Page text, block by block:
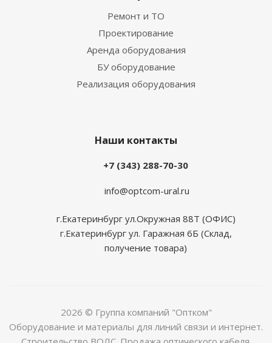
Ремонт и ТО
Проектирование
Аренда оборудования
БУ оборудование
Реализация оборудования
Наши контакты
+7 (343) 288-70-30
info@optcom-ural.ru
г.Екатеринбург ул.Окружная 88Т (ОФИС)
г.Екатеринбург ул. Гаражная 6Б (Склад,
получение товара)
2026 © Группа компаний "Оптком"
Оборудование и материалы для линий связи и интернет.